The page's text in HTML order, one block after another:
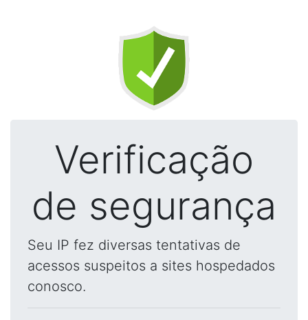
Verificação
de segurança
Seu IP fez diversas tentativas de
acessos suspeitos a sites hospedados
conosco.